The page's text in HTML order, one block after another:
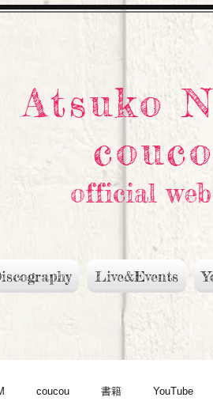
Atsuko
official
Live&Events
coucou 書籍 YouTube